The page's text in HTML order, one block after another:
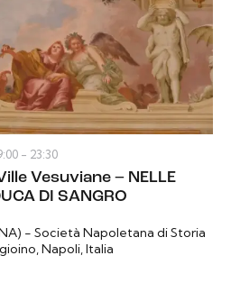
Vesuviane – NELLE
DI SANGRO
- 23:30
- Società Napoletana di Storia
Napoli, Italia